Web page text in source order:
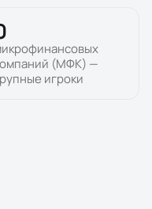
(МФК) —
игроки